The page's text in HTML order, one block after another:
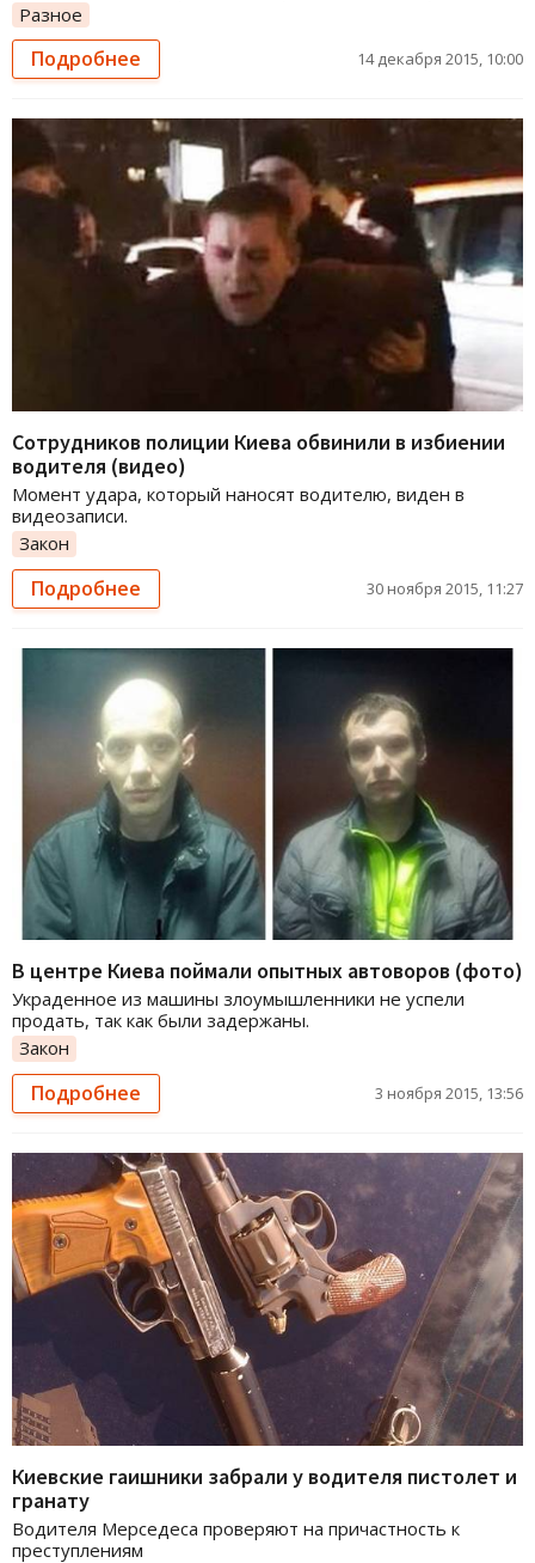
Разное
Подробнее 14 декабря 2015, 10:00
Сотрудников полиции Киева обвинили в избиении
водителя (видео)
Момент удара, который наносят водителю, виден в
видеозаписи.
Закон
Подробнее 30 ноября 2015, 11:27
В центре Киева поймали опытных автоворов (фото)
Украденное из машины злоумышленники не успели
продать, так как были задержаны.
Закон
Подробнее 3 ноября 2015, 13:56
Киевские гаишники забрали у водителя пистолет и
гранату
Водителя Мерседеса проверяют на причастность к
преступлениям